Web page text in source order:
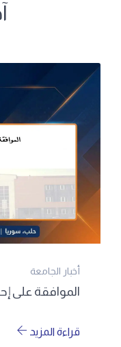
أخبار الجامعة
الموافقة على
قراءة المزيد